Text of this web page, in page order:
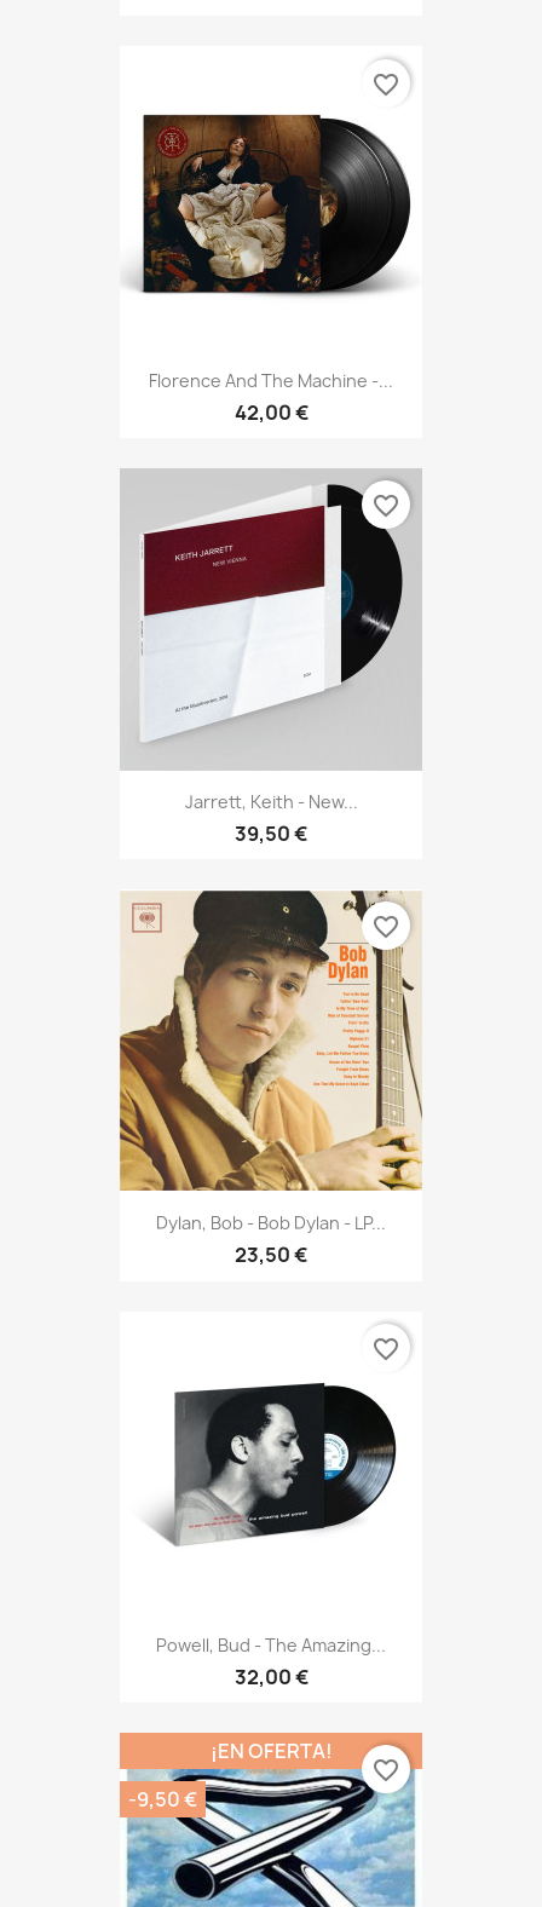
Florence And The Machine -...
42,00 €
favorite_border
Jarrett, Keith - New...
39,50 €
favorite_border
Dylan, Bob - Bob Dylan - LP...
23,50 €
favorite_border
Powell, Bud - The Amazing...
32,00 €
favorite_border
¡EN OFERTA!
-9,50 €
favorite_border